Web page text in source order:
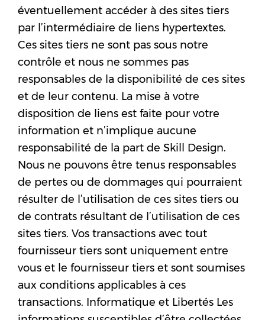
éventuellement accéder à des sites tiers
par l’intermédiaire de liens hypertextes.
Ces sites tiers ne sont pas sous notre
contrôle et nous ne sommes pas
responsables de la disponibilité de ces sites
et de leur contenu. La mise à votre
disposition de liens est faite pour votre
information et n’implique aucune
responsabilité de la part de Skill Design.
Nous ne pouvons être tenus responsables
de pertes ou de dommages qui pourraient
résulter de l’utilisation de ces sites tiers ou
de contrats résultant de l’utilisation de ces
sites tiers. Vos transactions avec tout
fournisseur tiers sont uniquement entre
vous et le fournisseur tiers et sont soumises
aux conditions applicables à ces
transactions. Informatique et Libertés Les